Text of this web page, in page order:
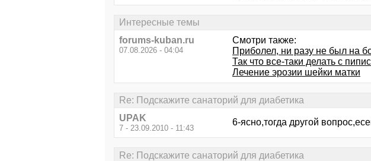
Интересные темы
forums-kuban.ru
07.08.2026 - 04:04
Смотри также:
Приболел, ни разу не был на
Так что все-таки делать с
Лечение эрозии шейки матки
Re: Подскажите санаторий для диабетика
UPAK
7 - 23.09.2010 - 11:43
6-ясно,тогда другой
Re: Подскажите санаторий для диабетика